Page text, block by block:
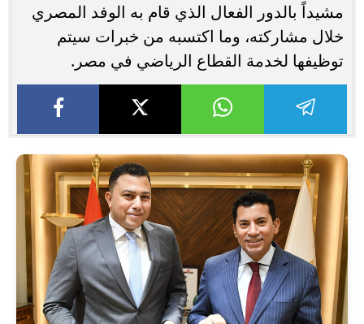
مشيداً بالدور الفعال الذي قام به الوفد المصري
خلال مشاركته، وما اكتسبه من خبرات سيتم
توظيفها لخدمة القطاع الرياضي في مصر.